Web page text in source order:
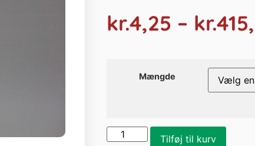
kr.4,25 – kr.
Mængde
Tilføj til kurv